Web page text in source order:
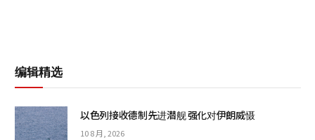
编辑精选
以色列接收德制先进潜舰 强化对伊朗威慑
10 8 月, 2026